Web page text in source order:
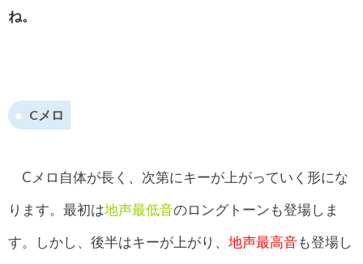
ね。
Cメロ
Cメロ自体が長く、次第にキーが上がっていく形にな
ります。最初は地声最低音のロングトーンも登場しま
す。しかし、後半はキーが上がり、 地声最高音も登場し